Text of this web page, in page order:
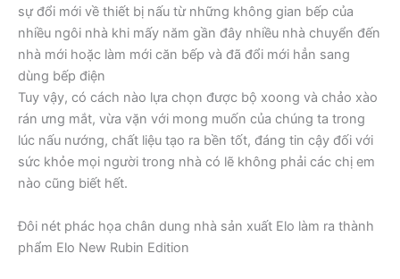
sự đổi mới về thiết bị nấu từ những không gian bếp của
nhiều ngôi nhà khi mấy năm gần đây nhiều nhà chuyển đến
nhà mới hoặc làm mới căn bếp và đã đổi mới hẳn sang
dùng bếp điện
Tuy vậy, có cách nào lựa chọn được bộ xoong và chảo xào
rán ưng mắt, vừa vặn với mong muốn của chúng ta trong
lúc nấu nướng, chất liệu tạo ra bền tốt, đáng tin cậy đối với
sức khỏe mọi người trong nhà có lẽ không phải các chị em
nào cũng biết hết.
Đôi nét phác họa chân dung nhà sản xuất Elo làm ra thành
phẩm Elo New Rubin Edition